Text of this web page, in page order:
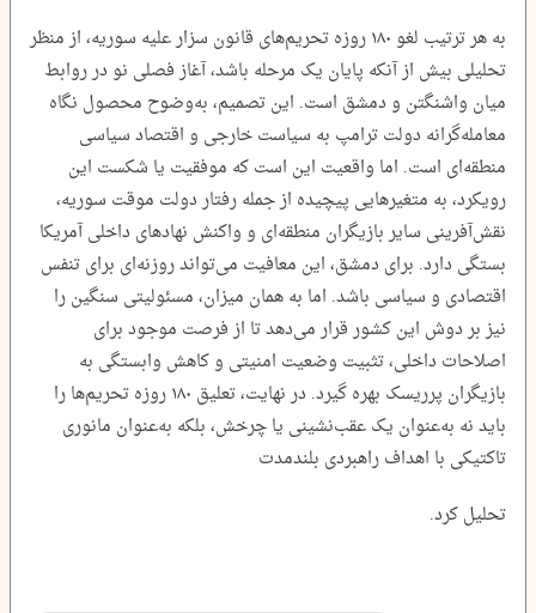
به هر ترتیب لغو ۱۸۰ روزه تحریم‌های قانون سزار علیه سوریه، از منظر
تحلیلی بیش از آنکه پایان یک مرحله باشد، آغاز فصلی نو در روابط
میان واشنگتن و دمشق است. این تصمیم، به‌وضوح محصول نگاه
معامله‌گرانه دولت ترامپ به سیاست خارجی و اقتصاد سیاسی
منطقه‌ای است. اما واقعیت این است که موفقیت یا شکست این
رویکرد، به متغیرهایی پیچیده از جمله رفتار دولت موقت سوریه،
نقش‌آفرینی سایر بازیگران منطقه‌ای و واکنش نهادهای داخلی آمریکا
بستگی دارد. برای دمشق، این معافیت می‌تواند روزنه‌ای برای تنفس
اقتصادی و سیاسی باشد. اما به همان میزان، مسئولیتی سنگین را
نیز بر دوش این کشور قرار می‌دهد تا از فرصت موجود برای
اصلاحات داخلی، تثبیت وضعیت امنیتی و کاهش وابستگی به
بازیگران پرریسک بهره گیرد. در نهایت، تعلیق ۱۸۰ روزه تحریم‌ها را
باید نه به‌عنوان یک عقب‌نشینی یا چرخش، بلکه به‌عنوان مانوری
تاکتیکی با اهداف راهبردی بلندمدت
تحلیل کرد.